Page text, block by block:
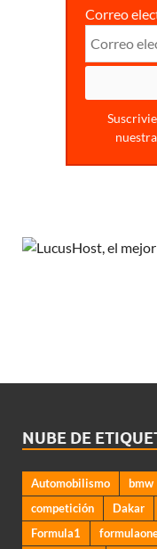
Correo
NUBE DE
Automobilismo bmw
competición
Dakar
Formula1